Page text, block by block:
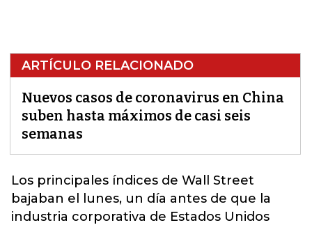
ARTÍCULO RELACIONADO
Nuevos casos de coronavirus en China
suben hasta máximos de casi seis
semanas
Los principales índices de Wall Street
bajaban el lunes, un día antes de que la
industria corporativa de Estados Unidos